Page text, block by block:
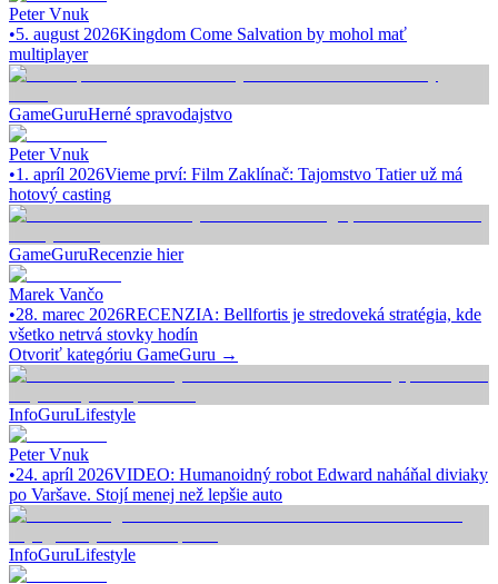
Peter Vnuk
•5. august 2026Kingdom Come Salvation by mohol mať
multiplayer
GameGuruHerné spravodajstvo
Peter Vnuk
•1. apríl 2026Vieme prví: Film Zaklínač: Tajomstvo Tatier už má
hotový casting
GameGuruRecenzie hier
Marek Vančo
•28. marec 2026RECENZIA: Bellfortis je stredoveká stratégia, kde
všetko netrvá stovky hodín
Otvoriť kategóriu GameGuru →
InfoGuruLifestyle
Peter Vnuk
•24. apríl 2026VIDEO: Humanoidný robot Edward naháňal diviaky
po Varšave. Stojí menej než lepšie auto
InfoGuruLifestyle